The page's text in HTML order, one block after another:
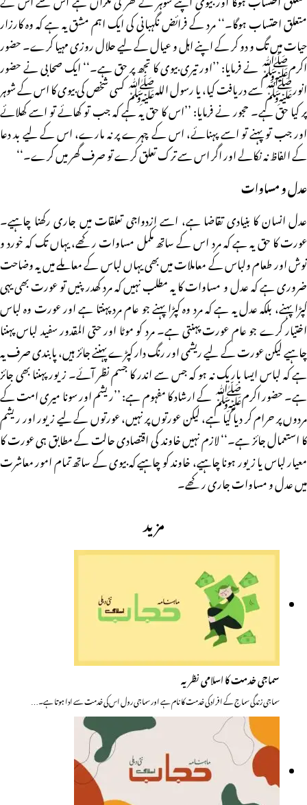
متعلق احتساب ہوگا۔‘‘ مرد کے فرائض نگہبانی کی ایک اہم مشق یہ ہے کہ وہ کارزار
حیات میں تگ و دو کر کے اپنے اہل و عیال کے لیے حلال روزی مہیا کرے۔ حضور
اکرمﷺ نے فرمایا: ’’اور تیری بیوی کا تجھ پر حق ہے۔‘‘ ایک صحابی نے حضور
انورﷺ سے دریافت کیا، یا رسول اللہﷺ کسی شخص کی بیوی کا اس کے شوہر
پر کیا حق ہے۔ حجور نے فرمایا: ’’اس کا حق یہ ہے کہ جب تو کھائے تو اسے کھلائے
اور جب تو پہنے تو اسے پہنائے، اس کے چہرے پر نہ مارے، اس کے لیے بد دعا
کے الفاظ نہ نکالے اور اگر اس سے ترک تعلق کرے تو صرف گھر میں کرے۔‘‘
عدل و مساوات
عدل انسان کا بنیادی تقاضا ہے، اسے ازدواجی تعلقات میں جاری رکھنا چاہیے۔
عورت کا حق یہ ہے کہ مرد اس کے ساتھ مکمل مساوات رکھے، یہاں تک کہ خورد و
نوش اور طعام ولباس کے معاملات میں بھی یہاں لباس کے معاملے میں یہ وضاحت
ضروری ہے کہ عدل و مساوات کا یہ مطلب نہیں کہ مرد کھدر پنیں تو عورت بھی یہی
کپڑا پہنے، بلکہ عدل یہ ہے کہ مرد وہ کپڑا پہنے جو عام مرد پہنتا ہے اور عورت وہ لباس
اختیار کرے جو عام عورت پہنتی ہے۔ مرد کو موٹا اور حتی المقدور سفید لباس پہننا
چاہیے لیکن عورت کے لیے ریشمی اور رنگ دار کپڑے پہننے جائز ہیں، پابندی صرف یہ
ہے کہ لباس ایسا باریک نہ ہو کہ جس سے اندر کا جسم نظر آئے۔ زیور پہننا بھی جائز
ہے۔ حضور اکرمﷺ کے ارشاد کا مفہوم ہے: ’’ریشم اور سونا میری امت کے
مردوں پر حرام کر دیا گیا ہے، لیکن عورتوں پر نہیں، عورتوں کے لیے زیور اور ریشم
کا استعمال جائز ہے۔‘‘ لازم نہیں خاوند کی اقتصادی حالت کے مطابق ہی عورت کا
معیار لباس یا زیور ہونا چاہیے، خاوند کو چاہیے کہ بیوی کے ساتھ تمام امور معاشرت
میں عدل و مساوات جاری رکھے۔
مزید
سماجی خدمت کا اسلامی نظریہ
سماجی زندگی سماج کے افراد کی خدمت کا نام ہے اور سماجی رول اس کی خدمت سے ادا ہوتا ہے۔…